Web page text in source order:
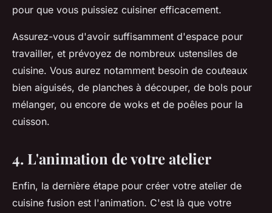
pour que vous puissiez cuisiner efficacement.
Assurez-vous d'avoir suffisamment d'espace pour
travailler, et prévoyez de nombreux ustensiles de
cuisine. Vous aurez notamment besoin de couteaux
bien aiguisés, de planches à découper, de bols pour
mélanger, ou encore de woks et de poêles pour la
cuisson.
4. L'animation de votre atelier
Enfin, la dernière étape pour créer votre atelier de
cuisine fusion est l'animation. C'est là que votre